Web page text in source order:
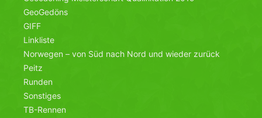
GeoGedöns
GIFF
Linkliste
Norwegen – von Süd nach Nord und wieder zurück
Peitz
Runden
Sonstiges
TB-Rennen